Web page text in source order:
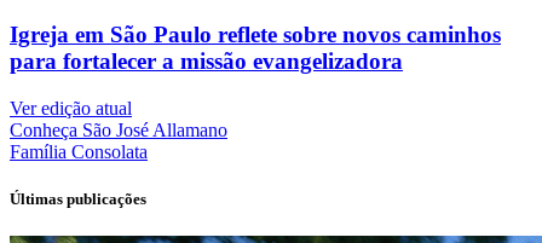
Igreja em São Paulo reflete sobre novos caminhos
para fortalecer a missão evangelizadora
Ver edição atual
Conheça São José Allamano
Família Consolata
Últimas publicações